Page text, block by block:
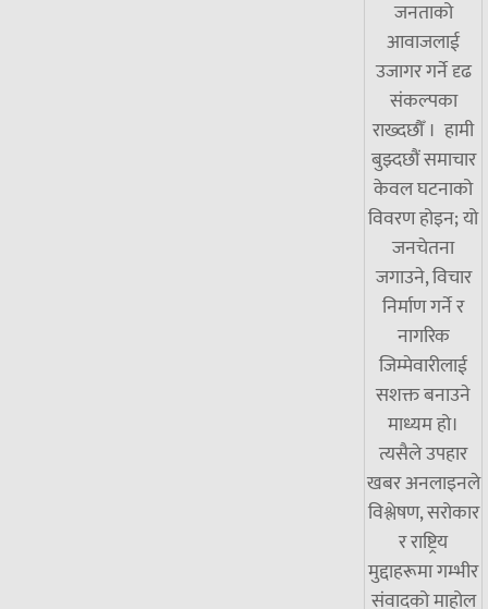
जनताको
आवाजलाई
उजागर गर्ने दृढ
संकल्पका
राख्दछौँ । हामी
बुझ्दछौं समाचार
केवल घटनाको
विवरण होइन; यो
जनचेतना
जगाउने, विचार
निर्माण गर्ने र
नागरिक
जिम्मेवारीलाई
सशक्त बनाउने
माध्यम हो।
त्यसैले उपहार
खबर अनलाइनले
विश्लेषण, सरोकार
र राष्ट्रिय
मुद्दाहरूमा गम्भीर
संवादको माहोल